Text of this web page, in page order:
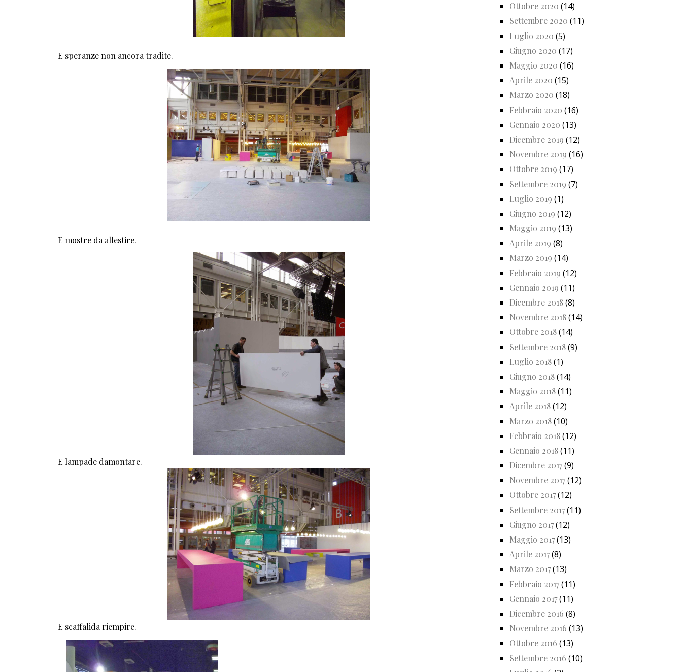
E speranze non ancora tradite.
E mostre da allestire.
E lampade damontare.
E scaffalida riempire.
Ottobre 2020 (14)
Settembre 2020 (11)
Luglio 2020 (5)
Giugno 2020 (17)
Maggio 2020 (16)
Aprile 2020 (15)
Marzo 2020 (18)
Febbraio 2020 (16)
Gennaio 2020 (13)
Dicembre 2019 (12)
Novembre 2019 (16)
Ottobre 2019 (17)
Settembre 2019 (7)
Luglio 2019 (1)
Giugno 2019 (12)
Maggio 2019 (13)
Aprile 2019 (8)
Marzo 2019 (14)
Febbraio 2019 (12)
Gennaio 2019 (11)
Dicembre 2018(8)
Novembre 2018(14)
Ottobre 2018(14)
Settembre 2018(9)
Luglio 2018(1)
Giugno 2018(14)
Maggio 2018(11)
Aprile 2018(12)
Marzo 2018(10)
Febbraio 2018(12)
Gennaio 2018(11)
Dicembre 2017(9)
Novembre 2017(12)
Ottobre 2017(12)
Settembre 2017(11)
Giugno 2017(12)
Maggio 2017(13)
Aprile 2017(8)
Marzo 2017(13)
Febbraio 2017(11)
Gennaio 2017(11)
Dicembre 2016 (8)
Novembre 2016 (13)
Ottobre 2016 (13)
Settembre 2016 (10)